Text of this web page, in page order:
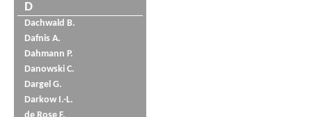
D
Dachwald B.
Dafnis A.
Dahmann P.
Danowski C.
Dargel G.
Darkow I.-L.